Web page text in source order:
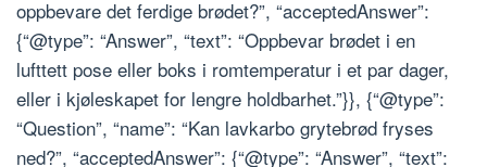
oppbevare det ferdige brødet?”, “acceptedAnswer”:
{“@type”: “Answer”, “text”: “Oppbevar brødet i en
lufttett pose eller boks i romtemperatur i et par dager,
eller i kjøleskapet for lengre holdbarhet.”}}, {“@type”:
“Question”, “name”: “Kan lavkarbo grytebrød fryses
ned?”, “acceptedAnswer”: {“@type”: “Answer”, “text”: